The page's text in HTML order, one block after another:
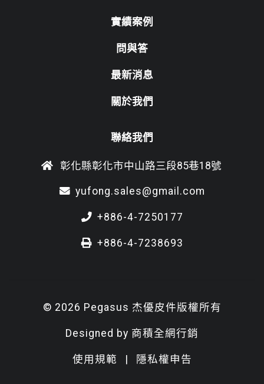
實績案例
問與答
最新消息
關於我們
聯絡我們
彰化縣彰化市中山路三段85巷18號
yufong.sales@gmail.com
+886-4-7250177
+886-4-7238693
© 2026 Pegasus 杰優皮件版權所有
Designed by 商積全網行銷
使用規範 | 隱私權申告